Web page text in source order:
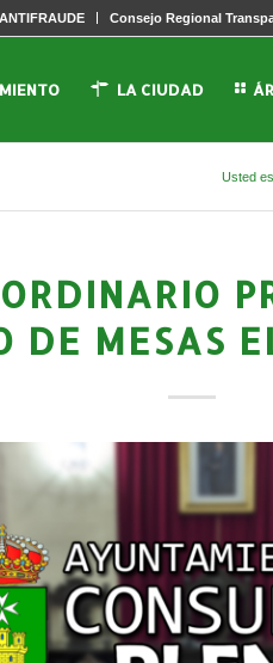
Consejo Regional
LA CIUDAD
Usted
DE MESAS